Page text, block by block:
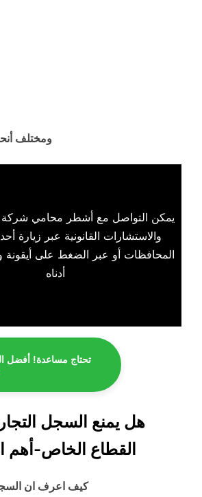
ومختلف
يمكن التواصل مع أشطر محامي شركة
والاستشارات القانونية عبر زيارة
المحافظات أو عبر الضغط على أيقونة
أدناه
تحتاج مساعدة! أفضل
هل يمنع السجل
القطاع الخاص-أهم
كيف اعرف ان